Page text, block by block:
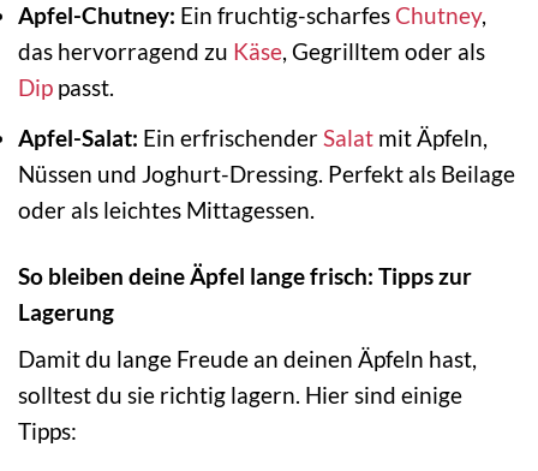
Apfel-Chutney: Ein fruchtig-scharfes Chutney,
das hervorragend zu Käse, Gegrilltem oder als
Dip passt.
Apfel-Salat: Ein erfrischenderSalat mit Äpfeln,
Nüssen und Joghurt-Dressing. Perfekt als Beilage
oder als leichtes Mittagessen.
So bleiben deine Äpfel lange frisch: Tipps zur
Lagerung
Damit du lange Freude an deinen Äpfeln hast,
solltest du sie richtig lagern. Hier sind einige
Tipps: